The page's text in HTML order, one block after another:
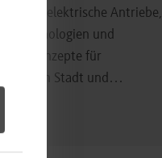
stehen elektrische Antriebe,
und
für
in Stadt und…